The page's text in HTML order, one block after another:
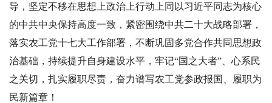
导，坚定不移在思想上政治上行动上同以习近平同志为核心
的中共中央保持高度一致，紧密围绕中共二十大战略部署，
落实农工党十七大工作部署，不断巩固多党合作共同思想政
治基础，持续提升自身建设水平，牢记“国之大者”、心系民
之关切，扎实履职尽责，奋力谱写农工党参政报国、履职为
民新篇章！